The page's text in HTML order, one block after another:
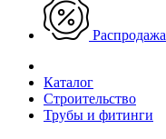
Распродажа
Каталог
Строительство
Трубы и фитинги